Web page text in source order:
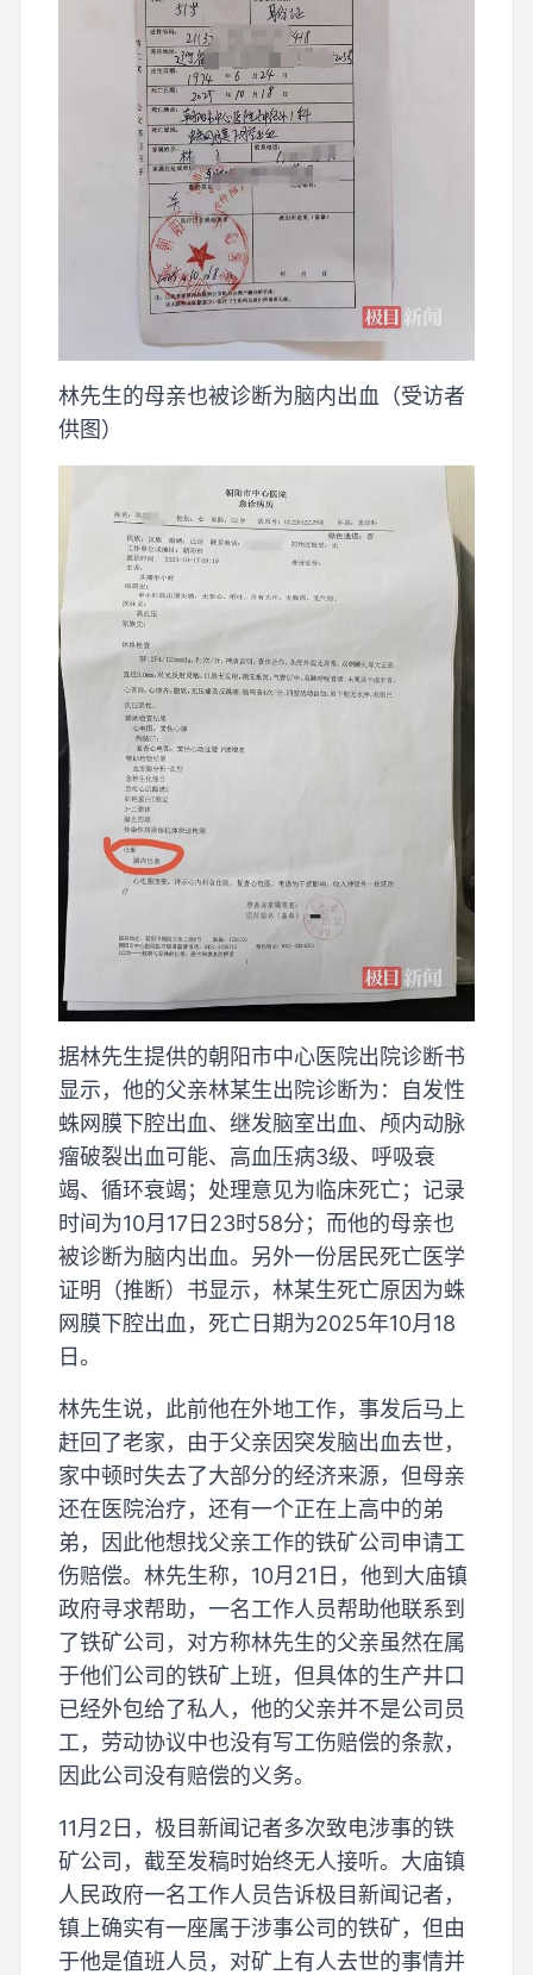
林先生的母亲也被诊断为脑内出血（受访者
供图）
据林先生提供的朝阳市中心医院出院诊断书
显示，他的父亲林某生出院诊断为：自发性
蛛网膜下腔出血、继发脑室出血、颅内动脉
瘤破裂出血可能、高血压病3级、呼吸衰
竭、循环衰竭；处理意见为临床死亡；记录
时间为10月17日23时58分；而他的母亲也
被诊断为脑内出血。另外一份居民死亡医学
证明（推断）书显示，林某生死亡原因为蛛
网膜下腔出血，死亡日期为2025年10月18
日。
林先生说，此前他在外地工作，事发后马上
赶回了老家，由于父亲因突发脑出血去世，
家中顿时失去了大部分的经济来源，但母亲
还在医院治疗，还有一个正在上高中的弟
弟，因此他想找父亲工作的铁矿公司申请工
伤赔偿。林先生称，10月21日，他到大庙镇
政府寻求帮助，一名工作人员帮助他联系到
了铁矿公司，对方称林先生的父亲虽然在属
于他们公司的铁矿上班，但具体的生产井口
已经外包给了私人，他的父亲并不是公司员
工，劳动协议中也没有写工伤赔偿的条款，
因此公司没有赔偿的义务。
11月2日，极目新闻记者多次致电涉事的铁
矿公司，截至发稿时始终无人接听。大庙镇
人民政府一名工作人员告诉极目新闻记者，
镇上确实有一座属于涉事公司的铁矿，但由
于他是值班人员，对矿上有人去世的事情并